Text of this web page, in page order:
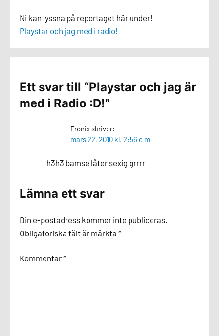
Ni kan lyssna på reportaget här under!
Playstar och jag med i radio!
Ett svar till “Playstar och jag är
med i Radio :D!”
Fronix skriver:
mars 22, 2010 kl. 2:56 e m
h3h3 bamse låter sexig grrrr
Lämna ett svar
Din e-postadress kommer inte publiceras.
Obligatoriska fält är märkta *
Kommentar*